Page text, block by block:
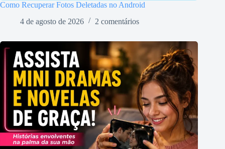
Como Recuperar Fotos Deletadas no Android
4 de agosto de 2026
2 comentários